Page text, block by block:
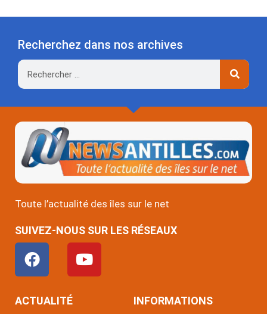
Recherchez dans nos archives
Rechercher
Toute l’actualité des îles sur le net
SUIVEZ-NOUS SUR LES RÉSEAUX
F
a
c
e
Y
o
u
ACTUALITÉ INFORMATIONS